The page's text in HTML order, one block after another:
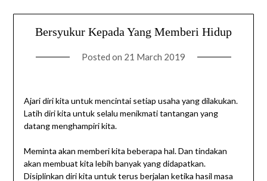
Bersyukur Kepada Yang Memberi Hidup
Posted on 21 March 2019
Ajari diri kita untuk mencintai setiap usaha yang dilakukan.
Latih diri kita untuk selalu menikmati tantangan yang
datang menghampiri kita.
Meminta akan memberi kita beberapa hal. Dan tindakan
akan membuat kita lebih banyak yang didapatkan.
Disiplinkan diri kita untuk terus berjalan ketika hasil masa